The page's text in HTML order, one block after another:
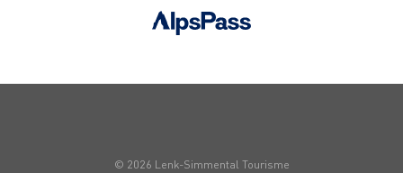
© 2026 Lenk-Simmental Tourisme